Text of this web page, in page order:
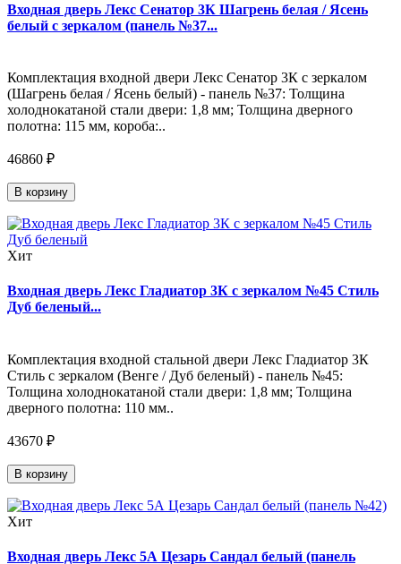
Входная дверь Лекс Сенатор 3К Шагрень белая / Ясень
белый с зеркалом (панель №37...
Комплектация входной двери Лекс Сенатор 3К с зеркалом
(Шагрень белая / Ясень белый) - панель №37: Толщина
холоднокатаной стали двери: 1,8 мм; Толщина дверного
полотна: 115 мм, короба:..
46860 ₽
В корзину
Хит
Входная дверь Лекс Гладиатор 3К с зеркалом №45 Стиль
Дуб беленый...
Комплектация входной стальной двери Лекс Гладиатор 3К
Стиль с зеркалом (Венге / Дуб беленый) - панель №45:
Толщина холоднокатаной стали двери: 1,8 мм; Толщина
дверного полотна: 110 мм..
43670 ₽
В корзину
Хит
Входная дверь Лекс 5А Цезарь Сандал белый (панель